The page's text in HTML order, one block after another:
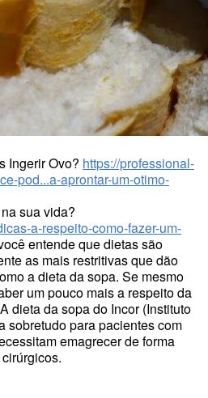
Ingerir Ovo? https://professional-
pod...a-aprontar-um-otimo-
sua vida?
a-respeito-como-fazer-um-
entende que dietas são
as mais restritivas que dão
a dieta da sopa. Se mesmo
um pouco mais a respeito da
dieta da sopa do Incor (Instituto
sobretudo para pacientes com
emagrecer de forma